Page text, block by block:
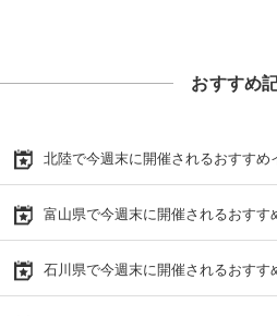
おすすめ
北陸で今週末に開催されるおすすめ
富山県で今週末に開催されるおすす
石川県で今週末に開催されるおすす